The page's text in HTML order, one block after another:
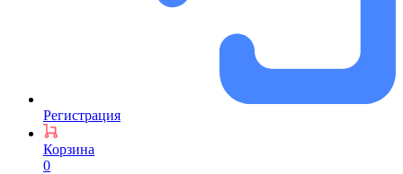
Регистрация
Корзина
0